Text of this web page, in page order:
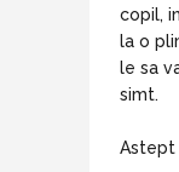
copil,
la o
le sa
simt.
Astept